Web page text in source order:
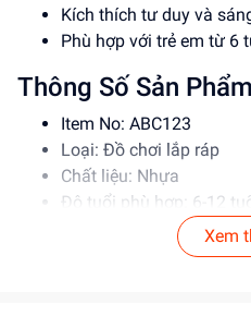
Kích thích tư duy và
Phù hợp với trẻ em từ 6
Thông Số Sản Phẩm
Item No: ABC123
Loại: Đồ chơi lắp ráp
Chất liệu: Nhựa
Độ tuổi phù hợp: 6-12
Hướng Dẫn Sử Xem